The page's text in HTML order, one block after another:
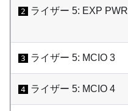
2 ライザー 5: EXP PWR
3 ライザー 5: MCIO 3
4 ライザー 5: MCIO 4